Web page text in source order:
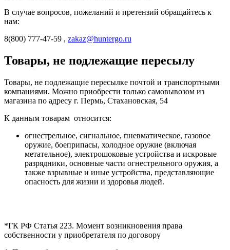
В случае вопросов, пожеланий и претензий обращайтесь к
нам:
8(800) 777-47-59 , zakaz@huntergo.ru
Товары, не подлежащие пересылу
Товары, не подлежащие пересылке почтой и транспортными
компаниями. Можно приобрести только самовывозом из
магазина по адресу г. Пермь, Стахановская, 54
К данным товарам относится:
огнестрельное, сигнальное, пневматическое, газовое
оружие, боеприпасы, холодное оружие (включая
метательное), электрошоковые устройства и искровые
разрядники, основные части огнестрельного оружия, а
также взрывные и иные устройства, представляющие
опасность для жизни и здоровья людей.
*ГК РФ Статья 223. Момент возникновения права
собственности у приобретателя по договору